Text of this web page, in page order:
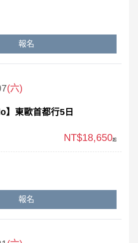
報名
(六)
】東歐首都行5日
NT$18,650起
報名